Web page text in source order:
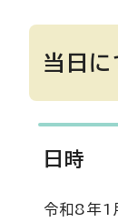
当日に
日時
令和8年1